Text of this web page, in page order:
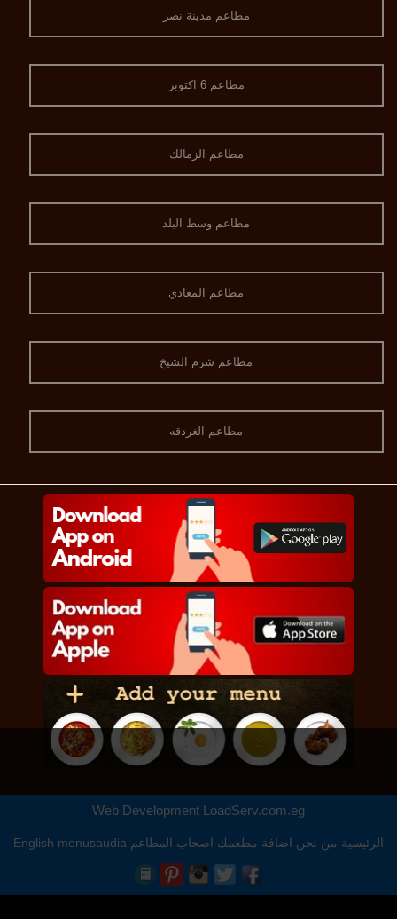
مطاعم مدينة نصر
مطاعم 6 اكتوبر
مطاعم الزمالك
مطاعم وسط البلد
مطاعم المعادي
مطاعم شرم الشيخ
مطاعم الغردقه
Web Development LoadServ.com.eg
الرئيسية من نحن اضافة مطعمك اصحاب المطاعم menusaudia
English